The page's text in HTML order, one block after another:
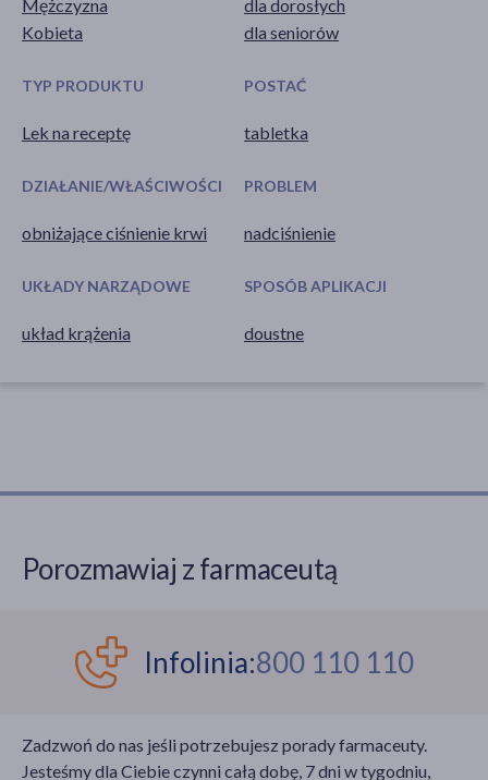
Mężczyzna
Kobieta
dla dorosłych
dla seniorów
TYP PRODUKTU
Lek na receptę
POSTAĆ
tabletka
DZIAŁANIE/WŁAŚCIWOŚCI
obniżające ciśnienie krwi
PROBLEM
nadciśnienie
UKŁADY NARZĄDOWE
układ krążenia
SPOSÓB APLIKACJI
doustne
Porozmawiaj z farmaceutą
Infolinia:800 110 110
Zadzwoń do nas jeśli potrzebujesz porady farmaceuty.
Jesteśmy dla Ciebie czynni całą dobę, 7 dni w tygodniu,